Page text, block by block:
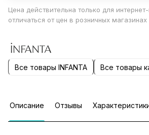
Цена действительна только для
отличаться от цен в розничных магазинах
Все товары INFANTA Все товары
Описание Отзывы